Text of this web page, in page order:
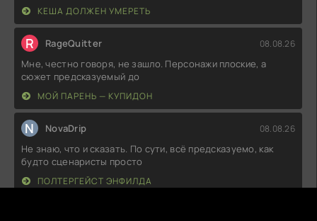
КЕША ДОЛЖЕН УМЕРЕТЬ
R RageQuitter 08.08.26
Мне, честно говоря, не зашло. Персонажи плоские, а
сюжет предсказуемый до
МОЙ ПАРЕНЬ — КУПИДОН
N NovaDrip 08.08.26
Не знаю, что и сказать. По сути, всё предсказуемо, как
будто сценаристы просто
ПОЛТЕРГЕЙСТ ЭНФИЛДА